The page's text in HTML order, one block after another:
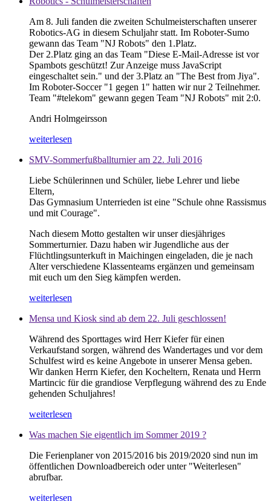
Am 8. Juli fanden die zweiten Schulmeisterschaften unserer
Robotics-AG in diesem Schuljahr statt. Im Roboter-Sumo
gewann das Team "NJ Robots" den 1.Platz.
Der 2.Platz ging an das Team "Diese E-Mail-Adresse ist vor
Spambots geschützt! Zur Anzeige muss JavaScript
eingeschaltet sein." und der 3.Platz an "The Best from Jiya".
Im Roboter-Soccer "1 gegen 1" hatten wir nur 2 Teilnehmer.
Team "#telekom" gewann gegen Team "NJ Robots" mit 2:0.
Andri Holmgeirsson
weiterlesen
SMV-Sommerfußballturnier am 22. Juli 2016
Liebe Schülerinnen und Schüler, liebe Lehrer und liebe
Eltern,
Das Gymnasium Unterrieden ist eine "Schule ohne Rassismus
und mit Courage".
Nach diesem Motto gestalten wir unser diesjähriges
Sommerturnier. Dazu haben wir Jugendliche aus der
Flüchtlingsunterkuft in Maichingen eingeladen, die je nach
Alter verschiedene Klassenteams ergänzen und gemeinsam
mit euch um den Sieg kämpfen werden.
weiterlesen
Mensa und Kiosk sind ab dem 22. Juli geschlossen!
Während des Sporttages wird Herr Kiefer für einen
Verkaufstand sorgen, während des Wandertages und vor dem
Schulfest wird es keine Angebote in unserer Mensa geben.
Wir danken Herrn Kiefer, den Kocheltern, Renata und Herrn
Martincic für die grandiose Verpflegung während des zu Ende
gehenden Schuljahres!
weiterlesen
Was machen Sie eigentlich im Sommer 2019 ?
Die Ferienplaner von 2015/2016 bis 2019/2020 sind nun im
öffentlichen Downloadbereich oder unter "Weiterlesen"
abrufbar.
weiterlesen